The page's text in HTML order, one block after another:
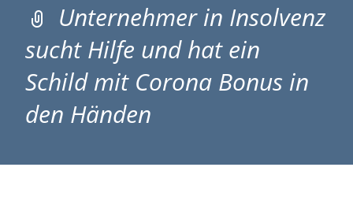
Unternehmer in Insolvenz
sucht Hilfe und hat ein
Schild mit Corona Bonus in
den Händen